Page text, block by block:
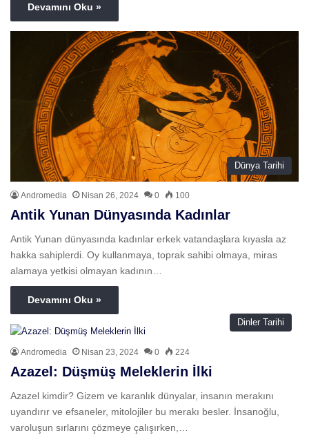
Devamını Oku »
Dünya Tarihi
Andromedia Nisan 26, 2024 0 100
Antik Yunan Dünyasında Kadınlar
Antik Yunan dünyasında kadınlar erkek vatandaşlara kıyasla az
hakka sahiplerdi. Oy kullanmaya, toprak sahibi olmaya, miras
alamaya yetkisi olmayan kadının…
Devamını Oku »
Dinler Tarihi
Andromedia Nisan 23, 2024 0 224
Azazel: Düşmüş Meleklerin İlki
Azazel kimdir? Gizem ve karanlık dünyalar, insanın merakını
uyandırır ve efsaneler, mitolojiler bu merakı besler. İnsanoğlu,
varoluşun sırlarını çözmeye çalışırken,…